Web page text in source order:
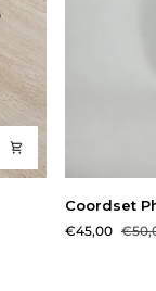
Coordset
Phantom
Quadretti
Coordset
€45,00